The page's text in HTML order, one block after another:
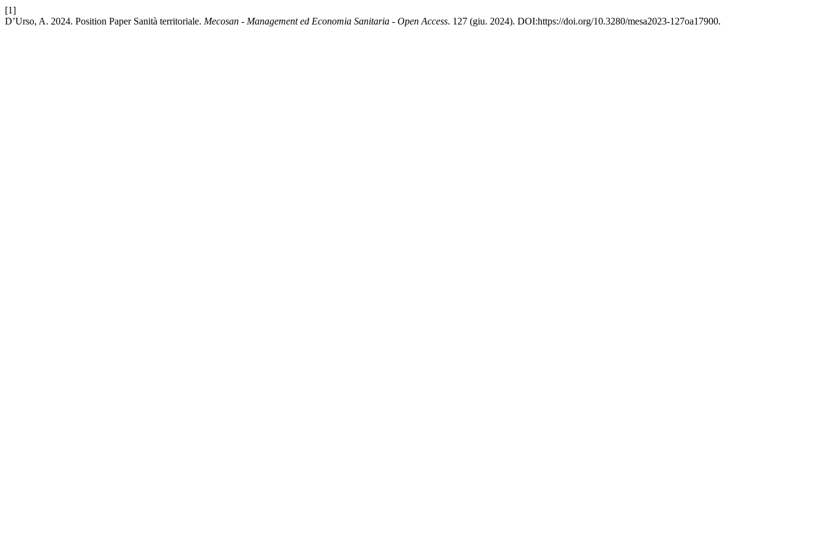
[1]
D’Urso, A. 2024. Position Paper Sanità territoriale. Mecosan - Management ed Economia Sanitaria - Open Access. 127 (giu. 2024). DOI:https://doi.org/10.3280/mesa2023-127oa17900.